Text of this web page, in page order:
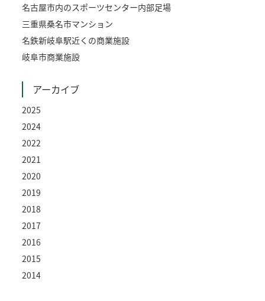
名古屋市内のスポーツセンター内部足場
三重県桑名市マンション
名鉄新岐阜駅近くの商業施設
岐阜市商業施設
アーカイブ
2025
2024
2022
2021
2020
2019
2018
2017
2016
2015
2014